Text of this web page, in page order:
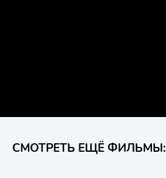
СМОТРЕТЬ ЕЩЁ ФИЛЬМЫ: